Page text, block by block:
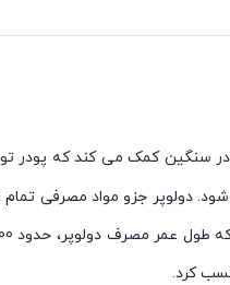
دولوپر جزو مواد مصرفی
کرد.